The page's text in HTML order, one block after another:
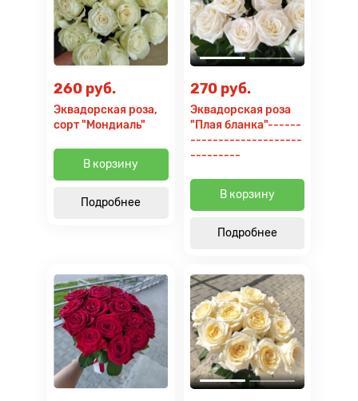
260 руб.
Эквадорская роза,
сорт "Мондиаль"
В корзину
Подробнее
270 руб.
Эквадорская роза
"Плая бланка"------
--------------------
---------
В корзину
Подробнее